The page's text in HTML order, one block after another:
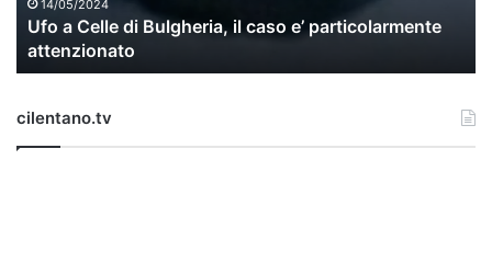
i
u
l
14/05/2024
Ufo a Celle di Bulgheria, il caso e’ particolarmente
attenzionato
cilentano.tv